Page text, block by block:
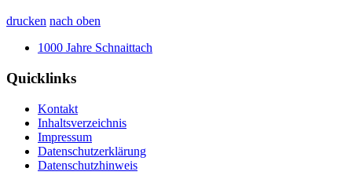
drucken nach oben
1000 Jahre Schnaittach
Quicklinks
Kontakt
Inhaltsverzeichnis
Impressum
Datenschutzerklärung
Datenschutzhinweis